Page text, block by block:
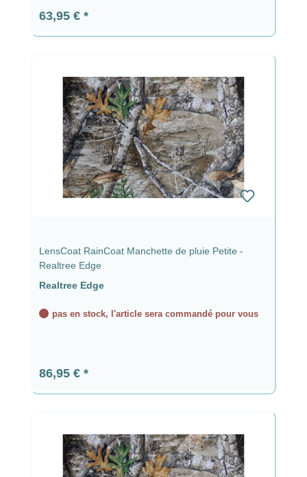
Prix régulier :
63,95 €
LensCoat RainCoat Manchette de pluie Petite -
Realtree Edge
Realtree Edge
pas en stock, l'article sera commandé pour vous
Prix régulier :
86,95 €